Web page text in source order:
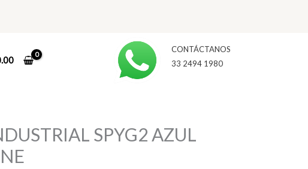
CONTÁCTANOS
33 2494 1980
SPYG2 AZUL